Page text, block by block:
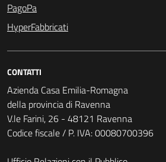
PagoPa
HyperFabbricati
CONTATTI
Azienda Casa Emilia-Romagna
della provincia di Ravenna
V.le Farini, 26 - 48121 Ravenna
Codice fiscale / P. IVA: 00080700396